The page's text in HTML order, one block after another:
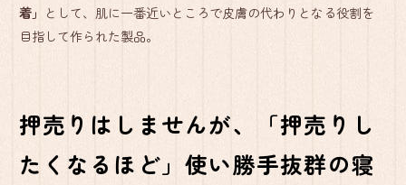
着」 として、肌に一番近いところで皮膚の代わりとなる役割を
目指して作られた製品。
押売りはしませんが、「押売りし
たくなるほど」使い勝手抜群の寝